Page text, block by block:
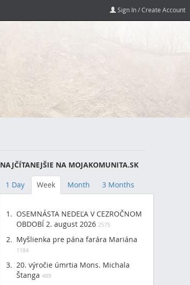
Sign In / Create Account
NAJČÍTANEJŠIE NA MOJAKOMUNITA.SK
1 Day Week Month 3 Months
OSEMNÁSTA NEDEĽA V CEZROČNOM
OBDOBÍ 2. august 2026 2575
Myšlienka pre pána farára Mariána
1184
20. výročie úmrtia Mons. Michala
Štanga 489